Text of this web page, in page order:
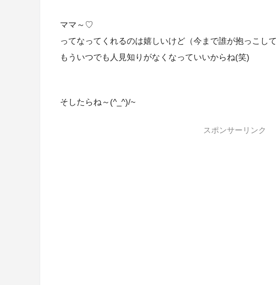
ママ～♡
ってなってくれるのは嬉しいけど（今まで誰が抱っこし
もういつでも人見知りがなくなっていいからね(笑)
そしたらね～(^_^)/~
スポンサーリンク